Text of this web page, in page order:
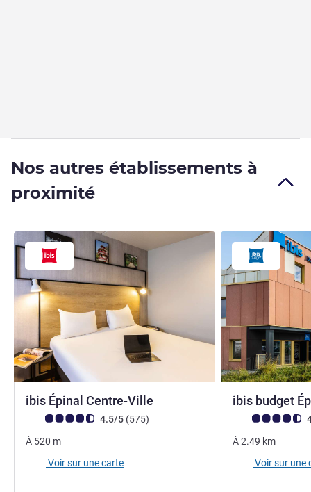
Nos autres établissements à
proximité
ibis Épinal Centre-Ville
Note Avis clients (Note ALL)
4.5/5 (575avis
)
À 520 m
Voir sur une carte
ibis budget
Note Avis clients
À2.49 km
Voir sur une